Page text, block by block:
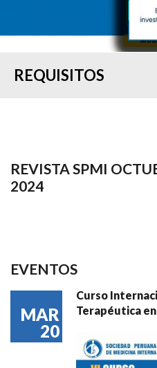
REQUISITOS
REVISTA SPMI
2024
EVENTOS
MAR
20
Curso
Terapéutica